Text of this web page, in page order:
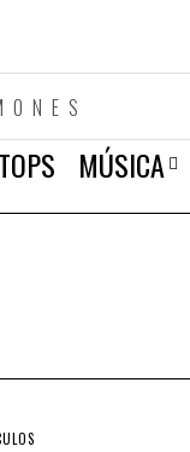
TOPS
MÚSICA